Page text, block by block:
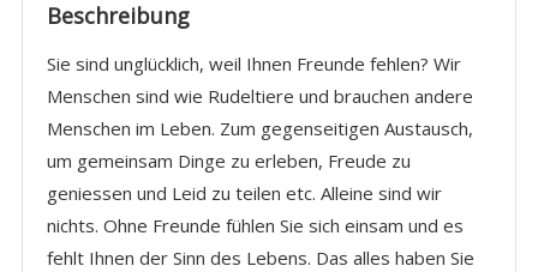
Beschreibung
Sie sind unglücklich, weil Ihnen Freunde fehlen? Wir
Menschen sind wie Rudeltiere und brauchen andere
Menschen im Leben. Zum gegenseitigen Austausch,
um gemeinsam Dinge zu erleben, Freude zu
geniessen und Leid zu teilen etc. Alleine sind wir
nichts. Ohne Freunde fühlen Sie sich einsam und es
fehlt Ihnen der Sinn des Lebens. Das alles haben Sie